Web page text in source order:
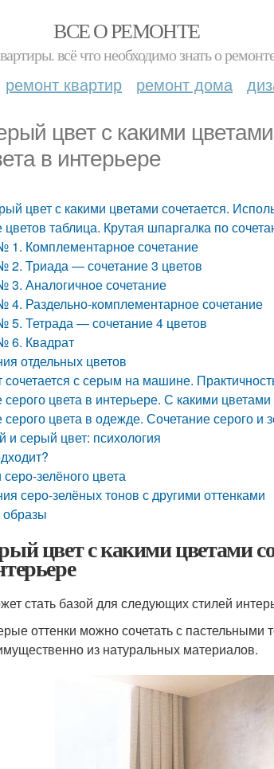
ВСЕ О РЕМОНТЕ
всё что необходимо знать о
ремонт квартир ремонт дома
цвет с какими
в интерьере
цвет с какими цветами сочетается.
таблица. Крутая шпаргалка по
1. Комплементарное сочетание
2. Триада — сочетание 3 цветов
3. Аналогичное сочетание
4. Раздельно-комплементарное сочетание
5. Тетрада — сочетание 4 цветов
6. Квадрат
отдельных цветов
сочетается с серым на машине.
цвета в интерьере. С какими
цвета в одежде. Сочетание серого и
и серый цвет: психология
серо-зелёного цвета
серо-зелёных тонов с другими оттенками
цвет с какими цветами
стать базой для следующих стилей
оттенки можно сочетать с
из натуральных материалов.